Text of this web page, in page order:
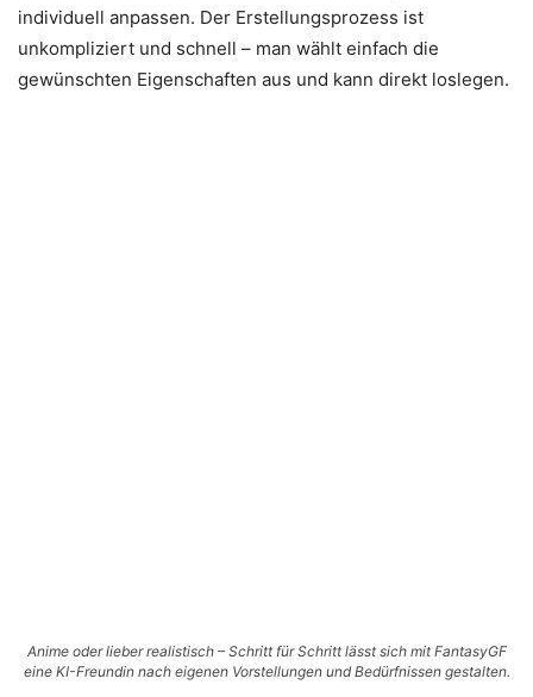
individuell anpassen. Der Erstellungsprozess ist
unkompliziert und schnell – man wählt einfach die
gewünschten Eigenschaften aus und kann direkt loslegen.
Anime oder lieber realistisch – Schritt für Schritt lässt sich mit FantasyGF
eine KI-Freundin nach eigenen Vorstellungen und Bedürfnissen gestalten.